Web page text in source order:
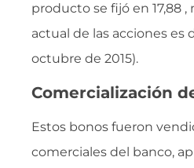
producto se fijó en 17,88
actual de las acciones es
octubre de 2015).
Comercialización
Estos bonos fueron
comerciales del banco,